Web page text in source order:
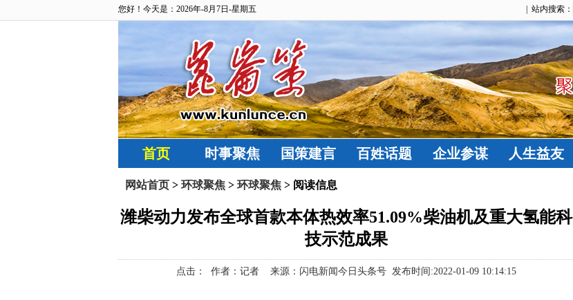
您好！今天是：2026年-8月7日-星期五 | 站内搜索：
首页 时事聚焦 国策建言 百姓话题 企业参谋 人生益友
网站首页 > 环球聚焦 > 环球聚焦 > 阅读信息
潍柴动力发布全球首款本体热效率51.09%柴油机及重大氢能科
技示范成果
点击： 作者：记者 来源：闪电新闻今日头条号 发布时间:2022-01-09 10:14:15